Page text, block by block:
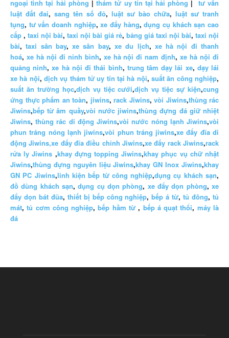
ngoại tình tại hải phòng |thám tử uy tín tại hải phòng | tư vấn
luật đất đai, sang tên sổ đỏ, luật sư bào chữa, luật sư tranh
tụng, tư vấn doanh nghiệp,xe đẩy hàng,dụng cụ khách sạn cao
cấp , taxi nội bài, taxi nội bài giá rẻ, bảng giá taxi nội bài, taxi nội
bài,taxi sân bay,xe sân bay,xe du lịch, xe hà nội đi thanh
hoá, xe hà nội đi ninh bình, xe hà nội đi nam định,xe hà nội đi
quảng ninh,xe hà nội đi thái bình, trung tâm dạy lái xe, dạy lái
xe hà nội,dịch vụ thám tử uy tín tại hà nội,suất ăn công nghiệp,
suất ăn trường học,dịch vụ tiệc cưới,dịch vụ tiệc sự kiện,cung
ứng thực phẩm an toàn, jiwins, rack Jiwins, vòi Jiwins,thùng rác
Jiwins,bếp từ âm quầy,vòi nước jiwins,thùng đựng đá giữ nhiệt
Jiwins,thùng rác di động Jiwins,vòi nước nóng lạnh Jiwins,vòi
phun tráng nóng lạnh jiwins,vòi phun tráng jiwins,xe đẩy đĩa di
động Jiwins,xe đẩy đĩa điều chỉnh Jiwins,xe đẩy rack Jiwins,rack
rửa ly Jiwins ,khay đựng topping Jiwins,khay phục vụ chữ nhật
Jiwins,thùng đựng nguyên liệu Jiwins,khay GN Inox Jiwins,khay
GN PC Jiwins,linh kiện bếp từ công nghiệp,dụng cụ khách sạn,
đồ dùng khách sạn,dụng cụ dọn phòng, xe đẩy dọn phòng,xe
đẩy dọn bát đũa, thiết bị bếp công nghiệp,bếp á từ,tủ đông,tủ
mát,tủ cơm công nghiệp,bếp hầm từ , bếp á quạt thổi, máy là
đá